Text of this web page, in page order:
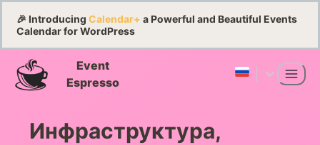
🎉 Introducing Calendar+ a Powerful and Beautiful Events
Calendar for WordPress
Event
Espresso
Инфраструктура,